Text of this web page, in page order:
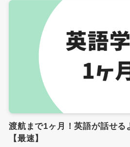
渡航まで1ヶ月！英語が話せる
【最速】